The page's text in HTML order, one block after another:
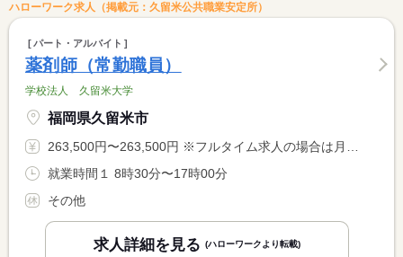
ハローワーク求人（掲載元：久留米公共職業安定所）
パート・アルバイト
薬剤師（常勤職員）
学校法人 久留米大学
福岡県久留米市
263,500円〜263,500円 ※フルタイム求人の場合は月額（換算額）、パート求人の場合は時間額を表示しています。
就業時間１ 8時30分〜17時00分
その他
求人詳細を見る (ハローワークより転載)